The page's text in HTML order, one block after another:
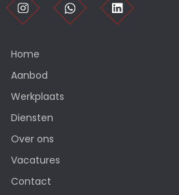
Home
Aanbod
Werkplaats
Diensten
Over ons
Vacatures
Contact